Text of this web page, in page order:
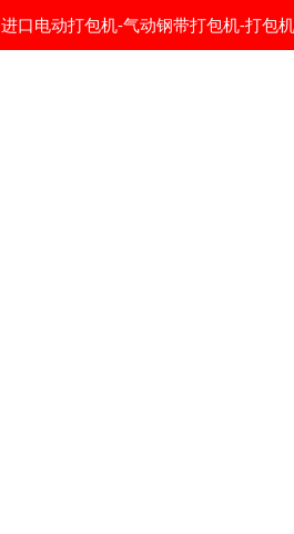
进口电动打包机-气动钢带打包机-打